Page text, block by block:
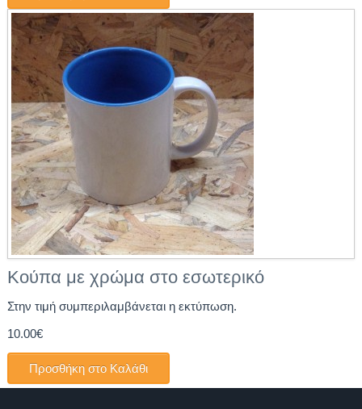
Κούπα με χρώμα στο εσωτερικό
Στην τιμή συμπεριλαμβάνεται η εκτύπωση.
10.00€